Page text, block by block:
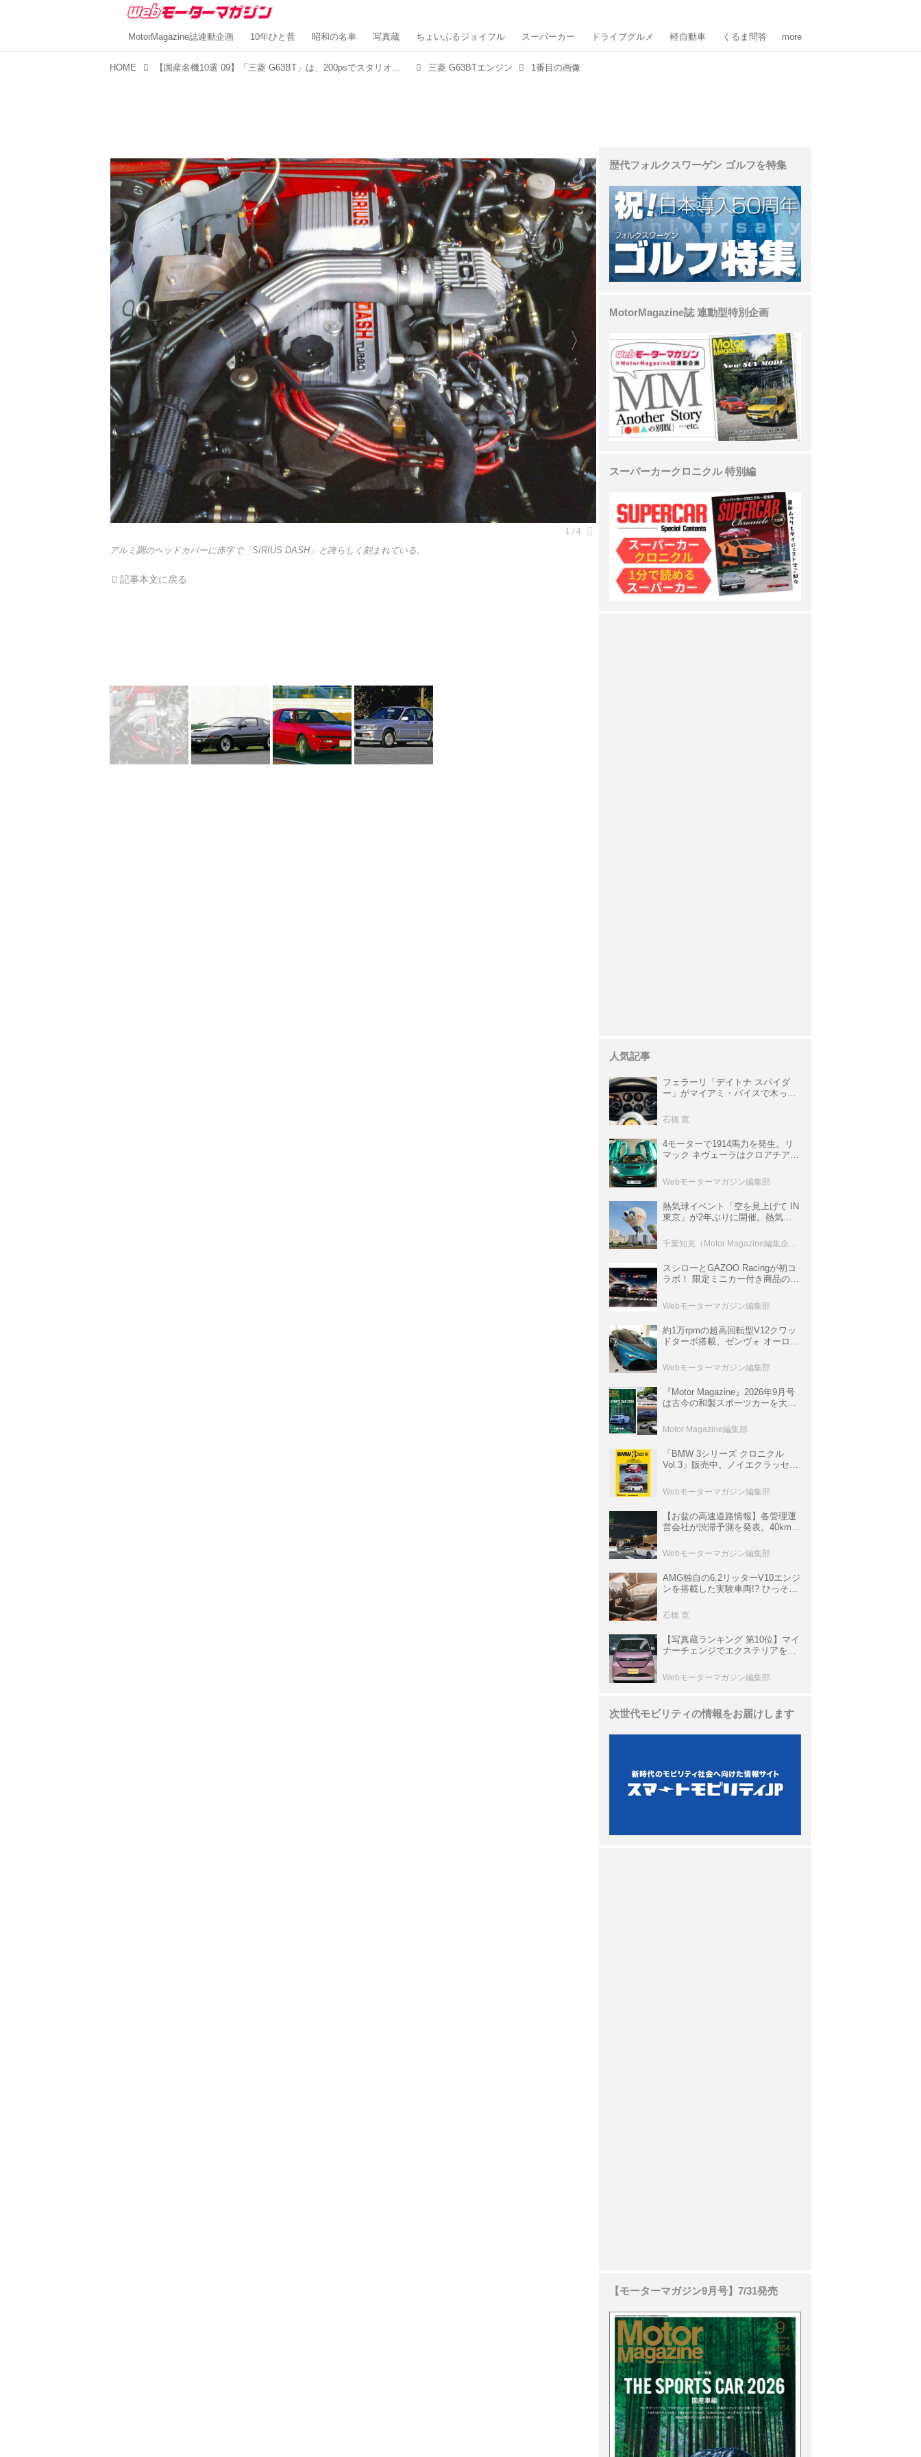
MotorMagazine誌連動企画 10年ひと昔 昭和の名車 写真蔵 ちょいふるジョイフル スーパーカー ドライブグルメ 軽自動車 くるま問答 more
HOME 【国産名機10選 09】「三菱 G63BT」は、200psでスタリオンを支えた究極のSOHCターボエンジン 三菱 G63BTエンジン 1番目の画像
アルミ調のヘッドカバーに赤字で「SIRIUS DASH」と誇らしく刻まれている。
記事本文に戻る
歴代フォルクスワーゲン ゴルフを特集
MotorMagazine誌 連動型特別企画
スーパーカークロニクル 特別編
人気記事
フェラーリ「デイトナ スパイダ
ー」がマイアミ・バイスで木っ端
サ」に化けた理由
石橋 寛
4モーターで1914馬力を発生。リ
マック ネヴェーラはクロアチア発
ロニクル・完全版／115】
Webモーターマガジン編集部
熱気球イベント「空を見上げて IN
東京」が2年ぶりに開催。熱気球
室などのコンテンツも
千葉知充（Motor Magazine編集企画室）
スシローとGAZOO Racingが初コ
ラボ！ 限定ミニカー付き商品の
ト体験があたる抽選企画などを展
開
Webモーターマガジン編集部
約1万rpmの超高回転型V12クワッ
ドターボ搭載、ゼンヴォ オーロラ
イパーカー【スーパーカークロニ
クル・完全版／116】
Webモーターマガジン編集部
『Motor Magazine』2026年9月号
は古今の和製スポーツカーを大特
情報も満載
Motor Magazine編集部
「BMW 3シリーズ クロニクル
Vol.3」販売中。ノイエクラッセか
ムック
Webモーターマガジン編集部
【お盆の高速道路情報】各管理運
営会社が渋滞予測を発表。40km以
数ある
Webモーターマガジン編集部
AMG独自の6.2リッターV10エンジ
ンを搭載した実験車両!? ひっそり
P900 プロトタイプ」とは
石橋 寛
【写真蔵ランキング 第10位】マイ
ナーチェンジでエクステリアを刷
クラ」
Webモーターマガジン編集部
次世代モビリティの情報をお届けします
【モーターマガジン9月号】7/31発売